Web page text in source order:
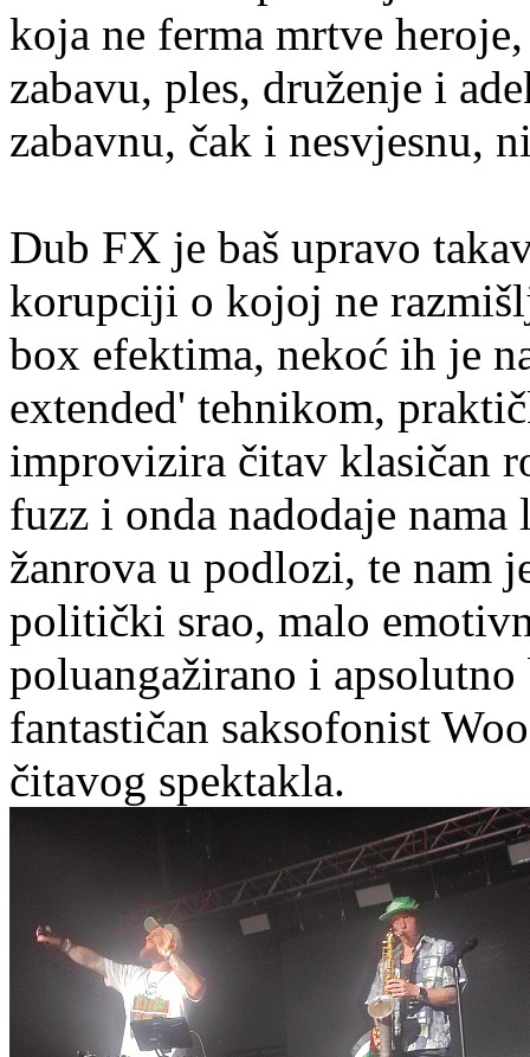
koja ne ferma mrtve
zabavu, ples, druženje i
zabavnu, čak i nesvjesnu,
Dub FX je baš upravo
korupciji o kojoj ne
box efektima, nekoć ih je
extended' tehnikom,
improvizira čitav klasičan
fuzz i onda nadodaje
žanrova u podlozi, te nam
politički srao, malo
poluangažirano i
fantastičan saksofonist
čitavog spektakla.